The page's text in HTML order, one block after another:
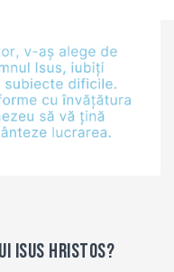
Isus Hristos?